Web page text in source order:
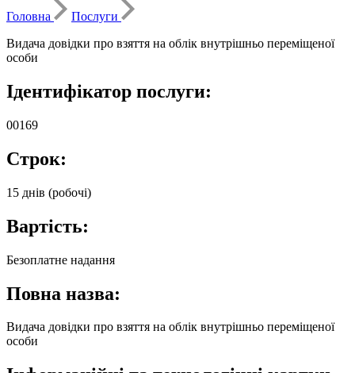
Головна
Послуги
Видача довідки про взяття на облік внутрішньо переміщеної
особи
Ідентифікатор послуги:
00169
Строк:
15 днів (робочі)
Вартість:
Безоплатне надання
Повна назва:
Видача довідки про взяття на облік внутрішньо переміщеної
особи